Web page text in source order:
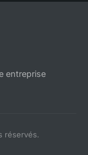
entreprise
réservés.